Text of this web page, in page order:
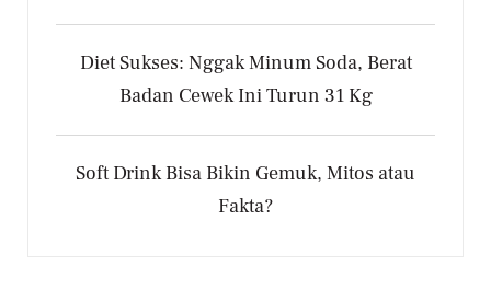
Diet Sukses: Nggak Minum Soda, Berat
Badan Cewek Ini Turun 31 Kg
Soft Drink Bisa Bikin Gemuk, Mitos atau
Fakta?